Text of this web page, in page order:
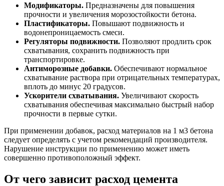
Модификаторы. Предназначены для повышения
прочности и увеличения морозостойкости бетона.
Пластификаторы. Повышают подвижность и
водонепроницаемость смеси.
Регуляторы подвижности. Позволяют продлить срок
схватывания, сохранить подвижность при
транспортировке.
Антиморозные добавки. Обеспечивают нормальное
схватывание раствора при отрицательных температурах,
вплоть до минус 20 градусов.
Ускорители схватывания. Увеличивают скорость
схватывания обеспечивая максимально быстрый набор
прочности в первые сутки.
При применении добавок, расход материалов на 1 м3 бетона
следует определять с учетом рекомендаций производителя.
Нарушение инструкции по применению может иметь
совершенно противоположный эффект.
От чего зависит расход цемента